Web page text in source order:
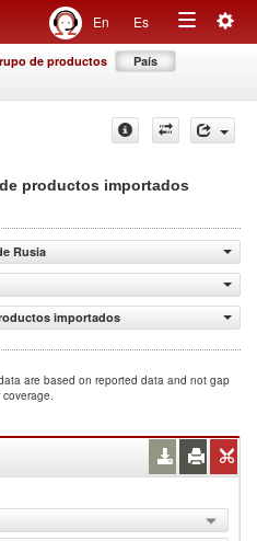
En Es
Toggle
de productos País
productos importados
Rusia
importados
are based on reported data and not gap
coverage.